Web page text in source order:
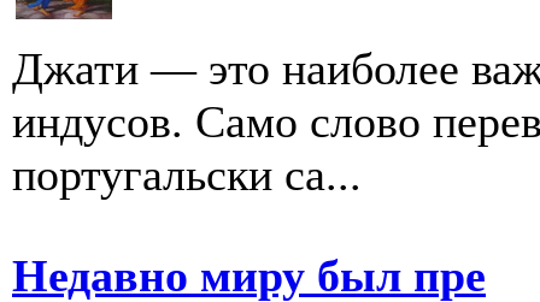
Джати — это наиболее
индусов. Само слово
португальски ca...
Недавно миру был пре